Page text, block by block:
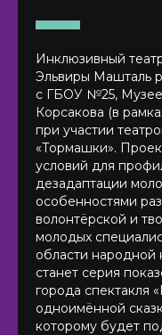
Инклюзивный
Эльвиры Машталь
с ГБОУ №25,
Корсакова (в
при участии
«Тормашки».
условий для
дезадаптации
особенностями
волонтёрской и
молодых
области народной
станет серия
города спектакля
одноимённой
которому будет